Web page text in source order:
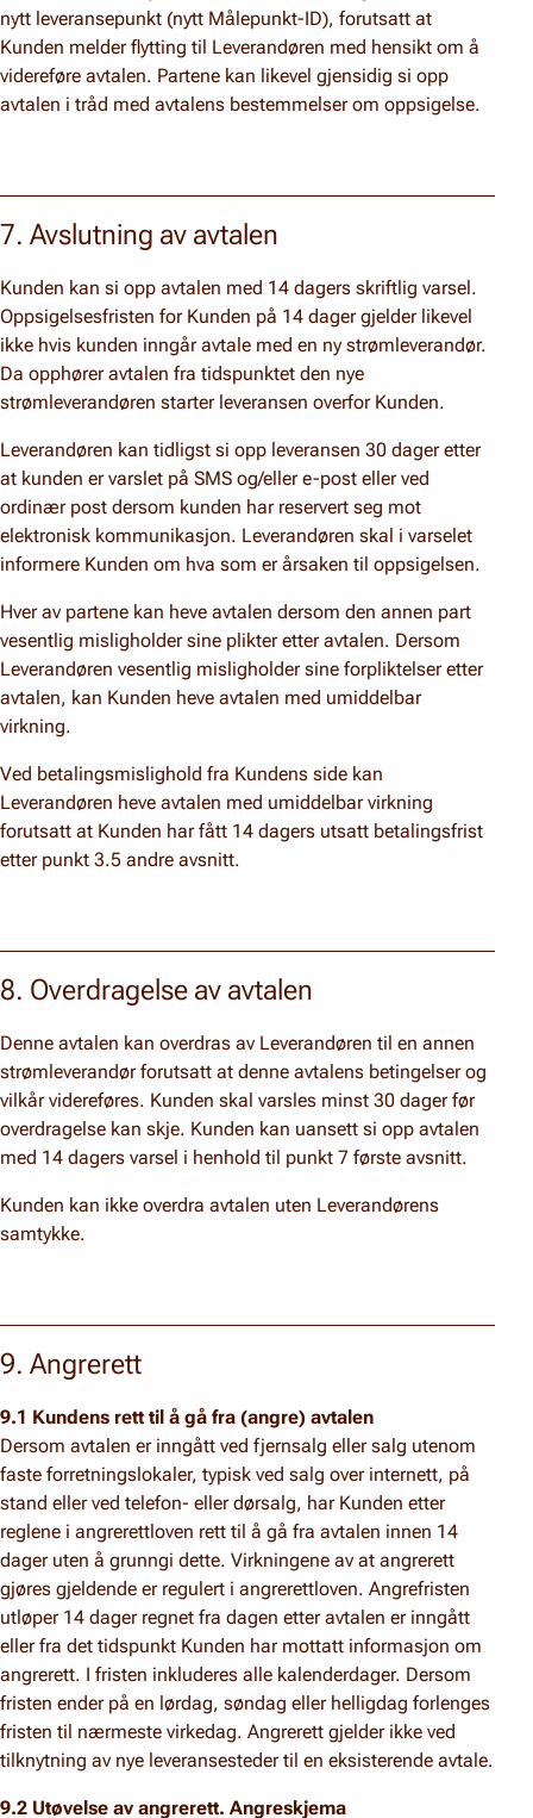
nytt leveransepunkt (nytt Målepunkt-ID), forutsatt at
Kunden melder flytting til Leverandøren med hensikt om å
videreføre avtalen. Partene kan likevel gjensidig si opp
avtalen i tråd med avtalens bestemmelser om oppsigelse.
7. Avslutning av avtalen
Kunden kan si opp avtalen med 14 dagers skriftlig varsel.
Oppsigelsesfristen for Kunden på 14 dager gjelder likevel
ikke hvis kunden inngår avtale med en ny strømleverandør.
Da opphører avtalen fra tidspunktet den nye
strømleverandøren starter leveransen overfor Kunden.
Leverandøren kan tidligst si opp leveransen 30 dager etter
at kunden er varslet på SMS og/eller e-post eller ved
ordinær post dersom kunden har reservert seg mot
elektronisk kommunikasjon. Leverandøren skal i varselet
informere Kunden om hva som er årsaken til oppsigelsen.
Hver av partene kan heve avtalen dersom den annen part
vesentlig misligholder sine plikter etter avtalen. Dersom
Leverandøren vesentlig misligholder sine forpliktelser etter
avtalen, kan Kunden heve avtalen med umiddelbar
virkning.
Ved betalingsmislighold fra Kundens side kan
Leverandøren heve avtalen med umiddelbar virkning
forutsatt at Kunden har fått 14 dagers utsatt betalingsfrist
etter punkt 3.5 andre avsnitt.
8. Overdragelse av avtalen
Denne avtalen kan overdras av Leverandøren til en annen
strømleverandør forutsatt at denne avtalens betingelser og
vilkår videreføres. Kunden skal varsles minst 30 dager før
overdragelse kan skje. Kunden kan uansett si opp avtalen
med 14 dagers varsel i henhold til punkt 7 første avsnitt.
Kunden kan ikke overdra avtalen uten Leverandørens
samtykke.
9. Angrerett
9.1 Kundens rett til å gå fra (angre) avtalen
Dersom avtalen er inngått ved fjernsalg eller salg utenom
faste forretningslokaler, typisk ved salg over internett, på
stand eller ved telefon- eller dørsalg, har Kunden etter
reglene i angrerettloven rett til å gå fra avtalen innen 14
dager uten å grunngi dette. Virkningene av at angrerett
gjøres gjeldende er regulert i angrerettloven. Angrefristen
utløper 14 dager regnet fra dagen etter avtalen er inngått
eller fra det tidspunkt Kunden har mottatt informasjon om
angrerett. I fristen inkluderes alle kalenderdager. Dersom
fristen ender på en lørdag, søndag eller helligdag forlenges
fristen til nærmeste virkedag. Angrerett gjelder ikke ved
tilknytning av nye leveransesteder til en eksisterende avtale.
9.2 Utøvelse av angrerett. Angreskjema